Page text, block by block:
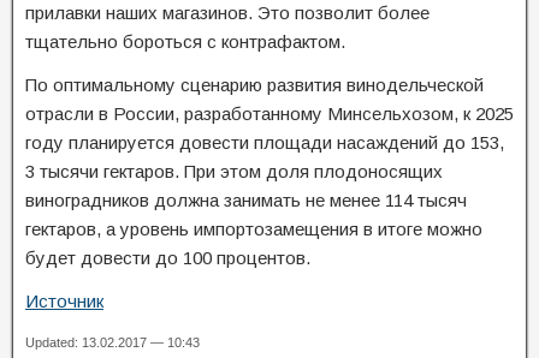
прилавки наших магазинов. Это позволит более
тщательно бороться с контрафактом.
По оптимальному сценарию развития винодельческой
отрасли в России, разработанному Минсельхозом, к 2025
году планируется довести площади насаждений до 153,
3 тысячи гектаров. При этом доля плодоносящих
виноградников должна занимать не менее 114 тысяч
гектаров, а уровень импортозамещения в итоге можно
будет довести до 100 процентов.
Источник
Updated: 13.02.2017 — 10:43